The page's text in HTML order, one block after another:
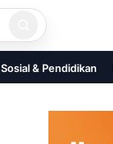
Sosial & Pendidikan